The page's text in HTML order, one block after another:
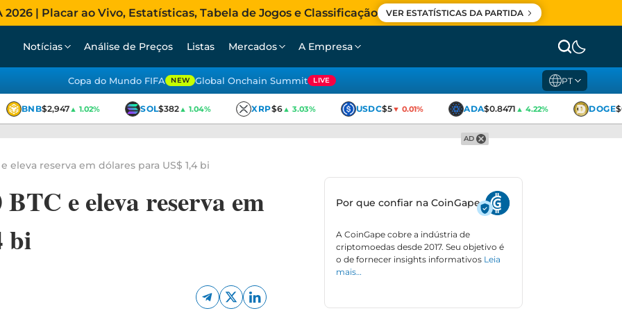
| Placar ao Vivo, Estatísticas, Tabela de Jogos e Classificação VER ESTATÍSTICAS DA PARTIDA
Notícias Análise de Preços Listas Mercados A Empresa
Copa do Mundo FIFA NEW Global Onchain Summit LIVE PT
BNB $2,947▲ 1.02% SOL$382▲ 1.04% XRP$6▲ 3.03% USDC$5▼ 0.01% ADA$0.8471▲ 4.22% DOGE
AD
eleva reserva em dólares para US$ 1,4 bi
e eleva reserva em
bi
Por que confiar na CoinGape
A CoinGape cobre a indústria de
criptomoedas desde 2017. Seu objetivo é
o de fornecer insights informativos Leia
mais…